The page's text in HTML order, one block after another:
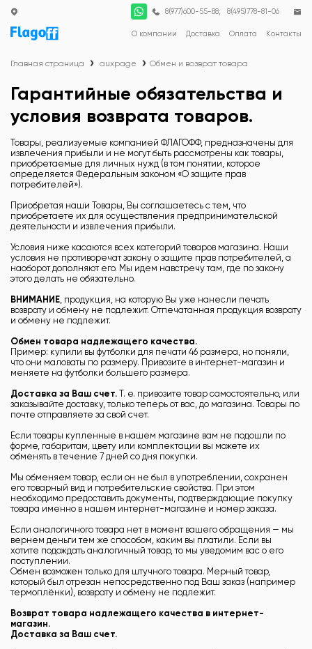
О компании Доставка Оплата Контакты
8(977)600-55-88; 8(495)778-81-06
Главная страница auxpage Обмен и возврат товара
Гарантийные обязательства и
условия возврата товаров.
Товары, реализуемые компанией ФЛАГОФФ, предназначены для
извлечения прибыли и не могут быть рассмотрены как товары,
приобретаемые для личных нужд (в том понятии, которое
определяется Федеральным законом «О защите прав
потребителей»).
Приобретая наши Товары, Вы соглашаетесь с тем, что
приобретаете их для осуществления предпринимательской
деятельности и извлечения прибыли.
Условия ниже касаются всех категорий товаров магазина. Наши
условия не противоречат закону о защите прав потребителей, а
наоборот дополняют его. Мы идем навстречу там, где по закону
этого делать не обязательно.
ВНИМАНИЕ, продукция, на которую Вы уже нанесли печать
возврату и обмену не подлежит. Отпечатанная продукция возврату
и обмену не подлежит.
Обмен товара надлежащего качества.
Пример: купили вы футболки для печати 46 размера, но поняли,
что они маловаты по размеру. Привозите в интернет-магазин и
меняете на футболки большего размера.
Доставка за Ваш счет. Т. е. привозите товар самостоятельно, или
заказывайте доставку, только теперь от вас, до магазина. Товары по
почте отправляете за свой счет.
Если товары купленные в нашем магазине вам не подошли по
форме, габаритам, цвету или комплектации вы можете их
обменять в течение 7 дней со дня покупки.
Мы обменяем товар, если он не был в употреблении, сохранен
его товарный вид и потребительские свойства. При этом
необходимо предоставить документы, подтверждающие покупку
товара именно в нашем интернет-магазине и номер заказа.
Если аналогичного товара нет в момент вашего обращения — мы
вернем деньги тем же способом, каким вы платили. Если вы
хотите подождать аналогичный товар, то мы уведомим вас о его
поступлении.
Обмен возможен только для штучного товара. Мерный товар,
который был отрезан непосредственно под Ваш заказ (например
термоплёнки), возврату и обмену не подлежит.
Возврат товара надлежащего качества в интернет-
магазин.
Доставка за Ваш счет.